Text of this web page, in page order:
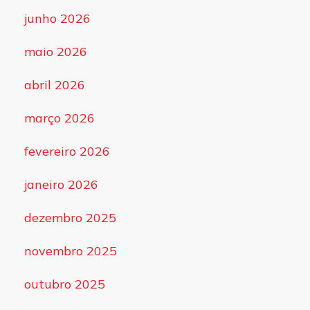
junho 2026
maio 2026
abril 2026
março 2026
fevereiro 2026
janeiro 2026
dezembro 2025
novembro 2025
outubro 2025